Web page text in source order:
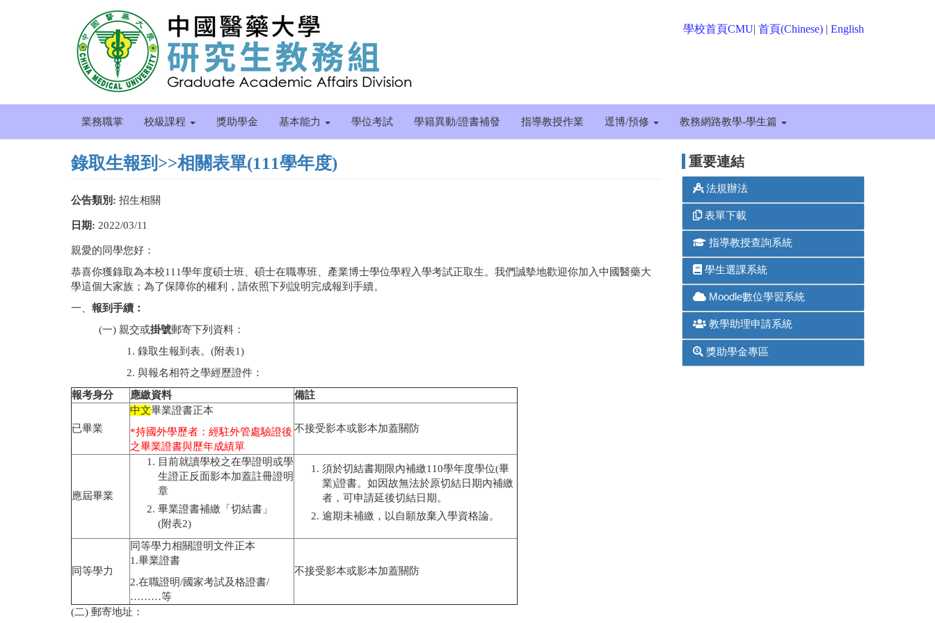
學校首頁CMU| 首頁(Chinese) | English
業務職掌 校級課程 獎助學金 基本能力 學位考試 學籍異動/證書補發 指導教授作業 逕博/預修 教務網路教學-學生篇
錄取生報到>>相關表單(111學年度)
公告類別: 招生相關
日期: 2022/03/11
親愛的同學您好：
恭喜你獲錄取為本校111學年度碩士班、碩士在職專班、產業博士學位學程入學考試正取生。我們誠摰地歡迎你加入中國醫藥大
學這個大家族；為了保障你的權利，請依照下列說明完成報到手續。
一、 報到手續：
(一) 親交或掛號郵寄下列資料：
1. 錄取生報到表。(附表1)
2. 與報名相符之學經歷證件：
報考身分
應繳資料 備註
已畢業
中文畢業證書正本
*持國外學歷者：經駐外管處驗證後
之畢業證書與歷年成績單
不接受影本或影本加蓋關防
應屆畢業
目前就讀學校之在學證明或學
生證正反面影本加蓋註冊證明
章
畢業證書補繳「切結書」
(附表2)
須於切結書期限內補繳110學年度學位(畢
業)證書。如因故無法於原切結日期內補繳
者，可申請延後切結日期。
逾期未補繳，以自願放棄入學資格論。
同等學力
同等學力相關證明文件正本
1.畢業證書
2.在職證明/國家考試及格證書/
………等
不接受影本或影本加蓋關防
(二) 郵寄地址：
重要連結